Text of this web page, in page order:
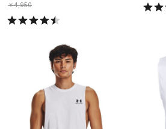
￥4,950